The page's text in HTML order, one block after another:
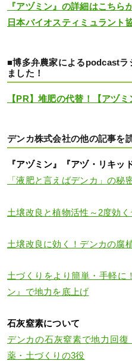
『アヅミン』の詳細はこちら
日本バイオスティミュラント
■博多弁農家によるpodcastラ
ました！
【PR】堆肥の代替！【アヅ
デンカ株式会社の他の記事を
『アヅミン』『アヅ・リキッ
「液肥と言えばデンカ」の秘
土壌改良と植物活性～2度効
土壌改良に効く！デンカの腐
土づくりをより簡単・手軽に
ン』で地力を底上げ
石灰窒素について
デンカの石灰窒素で地力回
薬・土づくりの3役